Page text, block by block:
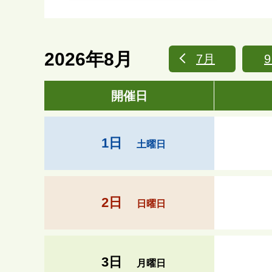
2026年8月 7月
開催日
1日 土曜日
2日 日曜日
3日 月曜日